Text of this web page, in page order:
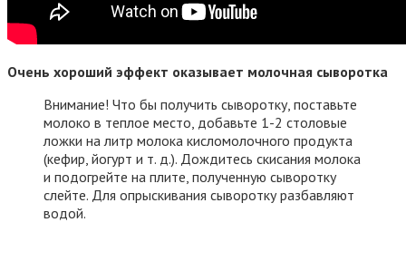
Очень хороший эффект оказывает молочная сыворотка
Внимание! Что бы получить сыворотку, поставьте
молоко в теплое место, добавьте 1-2 столовые
ложки на литр молока кисломолочного продукта
(кефир, йогурт и т. д.). Дождитесь скисания молока
и подогрейте на плите, полученную сыворотку
слейте. Для опрыскивания сыворотку разбавляют
водой.